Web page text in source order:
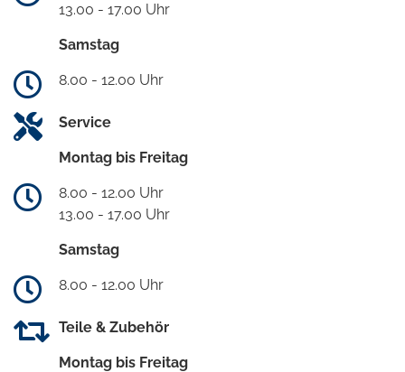
13.00 - 17.00 Uhr
Samstag
8.00 - 12.00 Uhr
Service
Montag bis Freitag
8.00 - 12.00 Uhr
13.00 - 17.00 Uhr
Samstag
8.00 - 12.00 Uhr
Teile & Zubehör
Montag bis Freitag